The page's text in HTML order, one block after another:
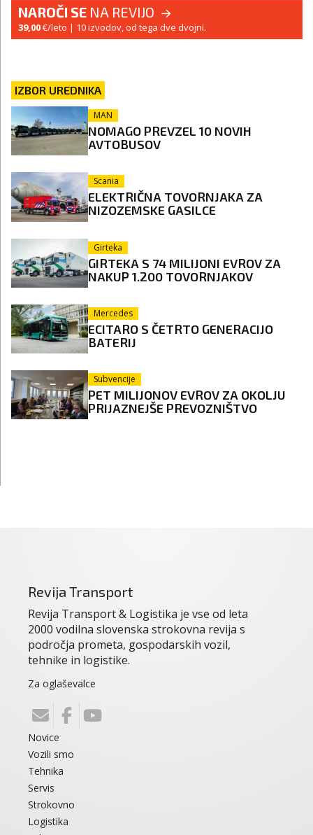
NAROČI SE NA REVIJO
39,00€/leto | 10 izvodov, od tega dve dvojni.
IZBOR UREDNIKA
MAN
NOMAGO PREVZEL 10 NOVIH
AVTOBUSOV
Scania
ELEKTRIČNA TOVORNJAKA ZA
NIZOZEMSKE GASILCE
Girteka
GIRTEKA S 74 MILIJONI EVROV ZA
NAKUP 1.200 TOVORNJAKOV
Mercedes
ECITARO S ČETRTO GENERACIJO
BATERIJ
Subvencije
PET MILIJONOV EVROV ZA OKOLJU
PRIJAZNEJŠE PREVOZNIŠTVO
Revija Transport
Revija Transport & Logistika je vse od leta
2000 vodilna slovenska strokovna revija s
področja prometa, gospodarskih vozil,
tehnike in logistike.
Za oglaševalce
Novice
Vozili smo
Tehnika
Servis
Strokovno
Logistika